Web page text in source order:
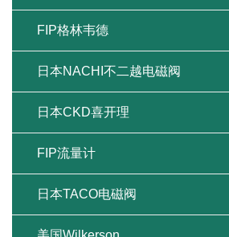
FIP格林韦德
日本NACHI不二越电磁阀
日本CKD喜开理
FIP流量计
日本TACO电磁阀